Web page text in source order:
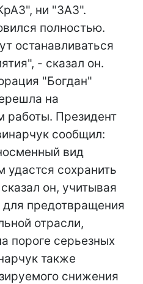
ни "ЗАЗ".
полностью.
останавливаться
- сказал он.
"Богдан"
на
Президент
сообщил:
вид
удастся сохранить
он, учитывая
для предотвращения
отрасли,
пороге серьезных
также
снижения